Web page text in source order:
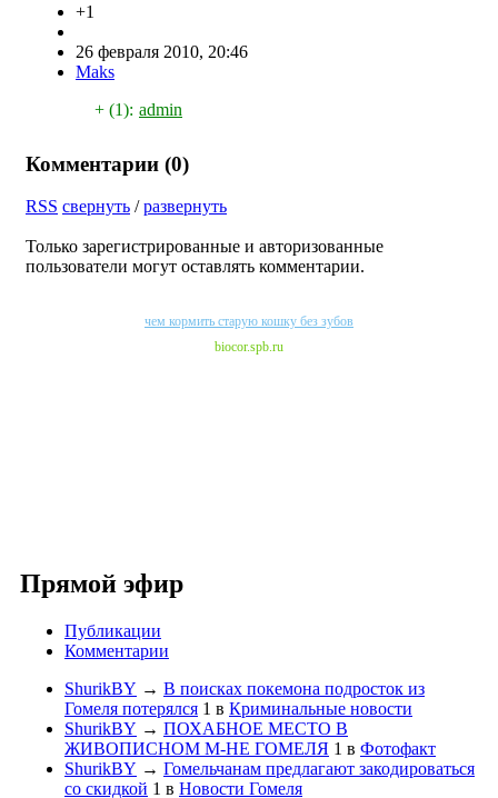
+1
26 февраля 2010, 20:46
Maks
+ (1): admin
Комментарии (0)
RSS свернуть /развернуть
Только зарегистрированные и авторизованные
пользователи могут оставлять комментарии.
чем кормить старую кошку без зубов
biocor.spb.ru
Прямой эфир
Публикации
Комментарии
ShurikBY → В поисках покемона подросток из
Гомеля потерялся 1 в Криминальные новости
ShurikBY → ПОХАБНОЕ МЕСТО В
ЖИВОПИСНОМ М-НЕ ГОМЕЛЯ 1 в Фотофакт
ShurikBY → Гомельчанам предлагают закодироваться
со скидкой 1 в Новости Гомеля